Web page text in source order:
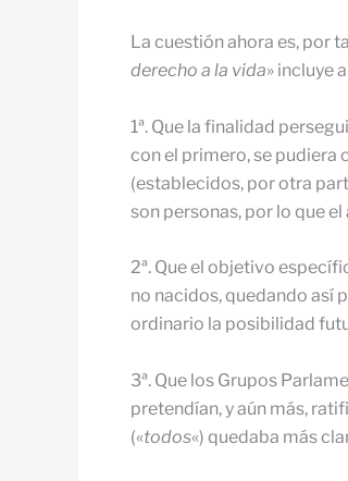
La cuestión ahora es, por
derecho a la vida» incluye
1ª. Que la finalidad
con el primero, se pudiera
(establecidos, por otra
son personas, por lo que
2ª. Que el objetivo
no nacidos, quedando así
ordinario la posibilidad
3ª. Que los Grupos
pretendían, y aún más,
(«todos«) quedaba más